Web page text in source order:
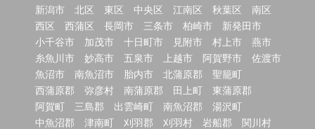
新潟市 北区 東区 中央区 江南区 秋葉区
南区
西区
西蒲区 長岡市 三条市 柏崎市
新発田市
小千谷市
加茂市 十日町市 見附市 村上市
燕市
糸魚川市
妙高市 五泉市 上越市 阿賀野市
佐渡市
魚沼市
南魚沼市 胎内市 北蒲原郡
聖籠町
西蒲原郡
弥彦村 南蒲原郡 田上町
東蒲原郡
阿賀町
三島郡 出雲崎町 南魚沼郡
湯沢町
中魚沼郡
津南町 刈羽郡 刈羽村 岩船郡
関川村